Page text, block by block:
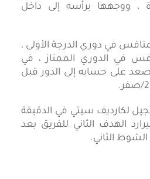
، ووجهها برأسه إلى داخل
في دوري الدرجة الأولى ،
في الدوري الممتاز ، في
على حسابه إلى الدور قبل
لكارديف سيتي في الدقيقة
الهدف الثاني للفريق بعد
الثاني.